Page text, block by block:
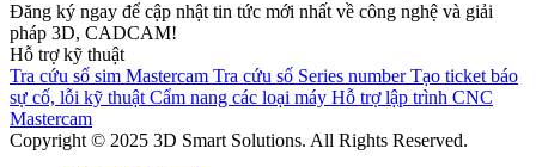
Đăng ký ngay để cập nhật tin tức mới nhất về công nghệ và giải
pháp 3D, CADCAM!
Hỗ trợ kỹ thuật
Tra cứu số sim Mastercam Tra cứu số Series number Tạo ticket báo
sự cố, lỗi kỹ thuật Cẩm nang các loại máy Hỗ trợ lập trình CNC
Mastercam
Copyright © 2025 3D Smart Solutions. All Rights Reserved.